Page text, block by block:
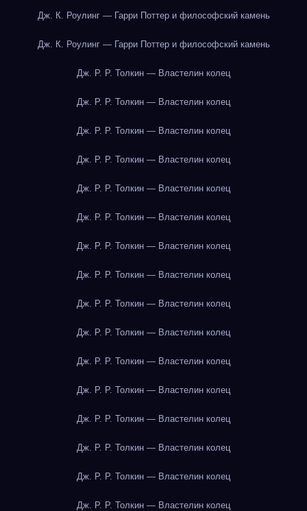
Дж. К. Роулинг — Гарри Поттер и философский камень
Дж. К. Роулинг — Гарри Поттер и философский камень
Дж. Р. Р. Толкин — Властелин колец
Дж. Р. Р. Толкин — Властелин колец
Дж. Р. Р. Толкин — Властелин колец
Дж. Р. Р. Толкин — Властелин колец
Дж. Р. Р. Толкин — Властелин колец
Дж. Р. Р. Толкин — Властелин колец
Дж. Р. Р. Толкин — Властелин колец
Дж. Р. Р. Толкин — Властелин колец
Дж. Р. Р. Толкин — Властелин колец
Дж. Р. Р. Толкин — Властелин колец
Дж. Р. Р. Толкин — Властелин колец
Дж. Р. Р. Толкин — Властелин колец
Дж. Р. Р. Толкин — Властелин колец
Дж. Р. Р. Толкин — Властелин колец
Дж. Р. Р. Толкин — Властелин колец
Дж. Р. Р. Толкин — Властелин колец